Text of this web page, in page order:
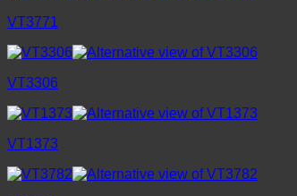
VT3771
VT3306
VT1373